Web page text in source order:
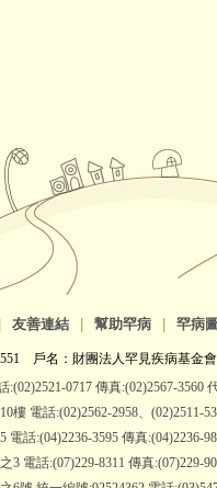
友善連結 幫助罕病 罕病
戶名：財團法人罕見疾病基金
0717 傳真:(02)2567-3560
樓 電話:(02)2562-2958、(02)2511-
話:(04)2236-3595 傳真:(04)2236-
3 電話:(07)229-8311 傳真:(07)229-